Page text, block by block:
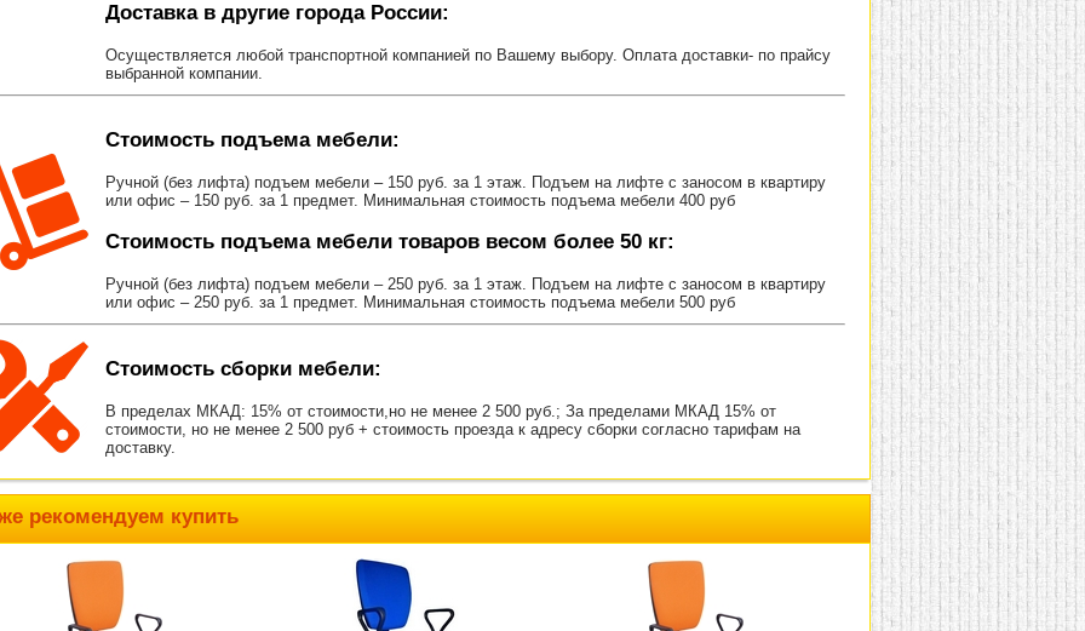
Доставка в другие города России:
Осуществляется любой транспортной компанией по Вашему выбору. Оплата доставки- по прайсу
выбранной компании.
Стоимость подъема мебели:
Ручной (без лифта) подъем мебели – 150 руб. за 1 этаж. Подъем на лифте с заносом в квартиру
или офис – 150 руб. за 1 предмет. Минимальная стоимость подъема мебели 400 руб
Стоимость подъема мебели товаров весом более 50 кг:
Ручной (без лифта) подъем мебели – 250 руб. за 1 этаж. Подъем на лифте с заносом в квартиру
или офис – 250 руб. за 1 предмет. Минимальная стоимость подъема мебели 500 руб
Стоимость сборки мебели:
В пределах МКАД: 15% от стоимости,но не менее 2 500 руб.; За пределами МКАД 15% от
стоимости, но не менее 2 500 руб + стоимость проезда к адресу сборки согласно тарифам на
доставку.
рекомендуем купить